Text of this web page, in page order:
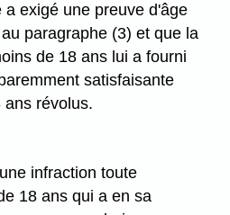
a exigé une preuve d'âge
paragraphe (3) et que la
de 18 ans lui a fourni
satisfaisante
ans révolus.
infraction toute
18 ans qui a en sa